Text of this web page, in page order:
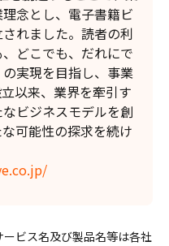
念とし、電子書籍ビ
れました。読者の利
どこでも、だれにで
実現を目指し、事業
以来、業界を牽引す
ビジネスモデルを創
可能性の探求を続け
ビス名及び製品名等は各社